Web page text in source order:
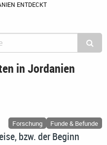
ENTDECKT
in Jordanien
Forschung Funde & Befunde
bzw. der Beginn